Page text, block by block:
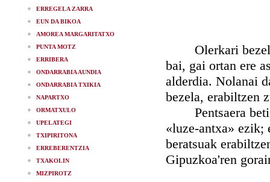
ERREGELA ZARRA
EUN DA BIKOA
AMOREA MARGARITATXO
PUNTA MOTZ
ERRIBERA
ONDARRABIA AUNDIA
ONDARRABIA TXIKIA
NAPARTXO
ORMATXULO
UPELATEGI
TXIPIRITONA
ERREBERENTZIA
TXAKOLIN
MIZPIROTZ
Olerkari bezela,
bai, gai ortan ere
alderdia. Nolanai
bezela, erabiltzen
Pentsaera beti
«luze-antxa» ezik;
beratsuak
Gipuzkoa'ren